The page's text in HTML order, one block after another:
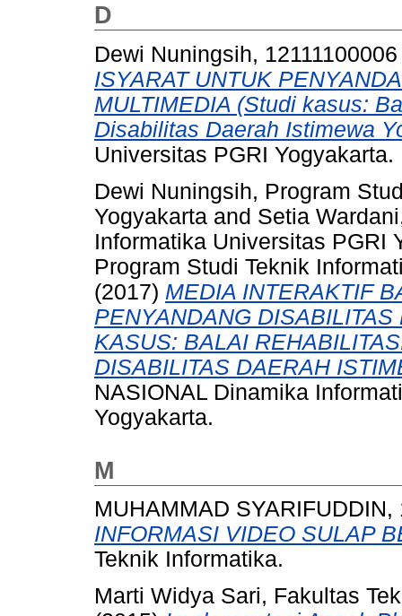
D
Dewi Nuningsih, 12111100006
ISYARAT UNTUK
MULTIMEDIA (Studi kasus:
Disabilitas Daerah Istimewa
Universitas PGRI Yogyakarta.
Dewi Nuningsih, Program
Yogyakarta and Setia
Informatika Universitas PGRI
Program Studi Teknik
(2017) MEDIA INTERAKTIF
PENYANDANG
KASUS: BALAI
DISABILITAS DAERAH
NASIONAL Dinamika
Yogyakarta.
M
MUHAMMAD SYARIFUDDIN,
INFORMASI VIDEO SULAP
Teknik Informatika.
Marti Widya Sari, Fakultas